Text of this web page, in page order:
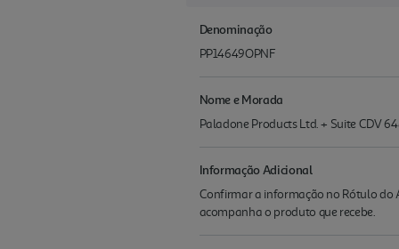
Denominação
PP14649OPNF
Nome e Morada
Paladone Products Ltd. + Suite CDV
Informação Adicional
Confirmar a informação no Rótulo do
acompanha o produto que recebe.